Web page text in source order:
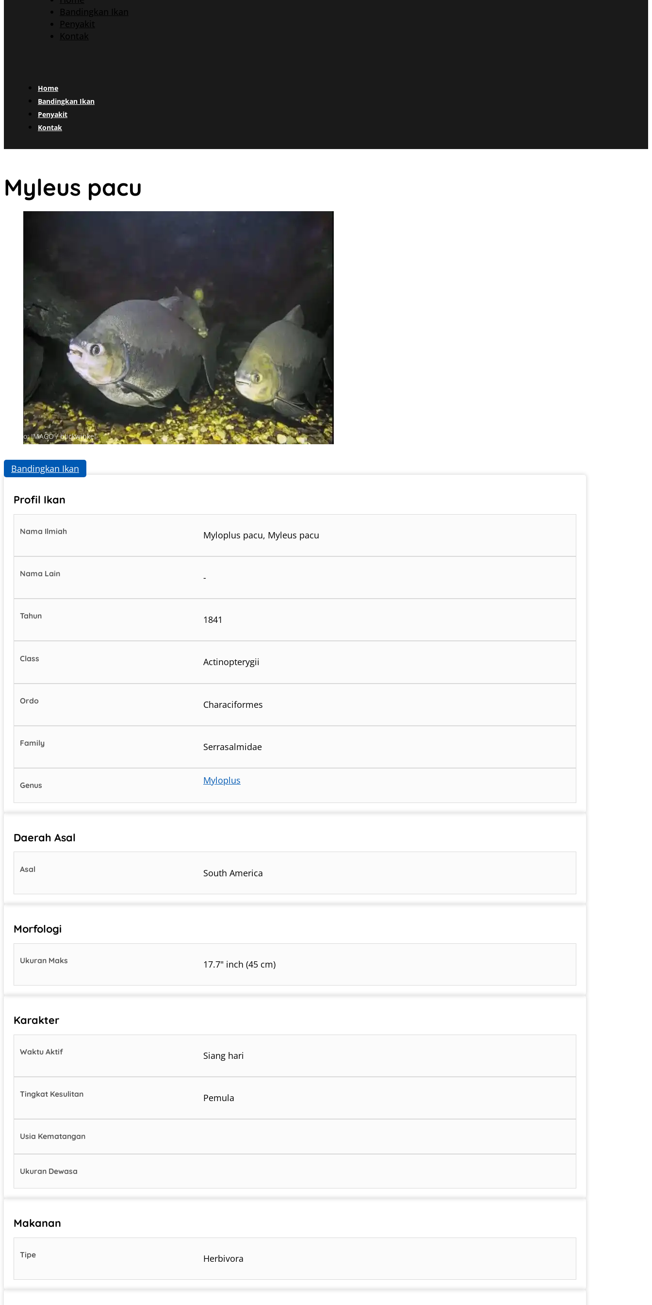
Bandingkan Ikan
Penyakit
Kontak
Home
Bandingkan Ikan
Penyakit
Kontak
Myleus pacu
Photo: IMAGO / blickwinkel
Bandingkan Ikan
Profil Ikan
Nama Ilmiah Myloplus pacu, Myleus pacu
Nama Lain -
Tahun 1841
Class Actinopterygii
Ordo Characiformes
Family Serrasalmidae
Genus Myloplus
Daerah Asal
Asal South America
Morfologi
Ukuran Maks 17.7" inch (45 cm)
Karakter
Waktu Aktif Siang hari
Tingkat Kesulitan Pemula
Usia Kematangan
Ukuran Dewasa
Makanan
Tipe Herbivora